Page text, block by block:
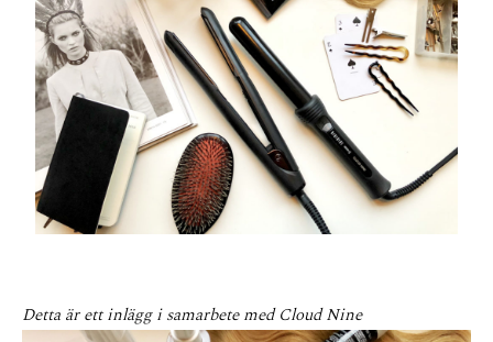
Detta är ett inlägg i samarbete med Cloud Nine
Contact